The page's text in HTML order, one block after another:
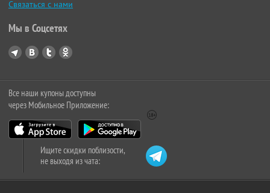
Связаться с нами
Мы в Соцсетях
Все наши купоны доступны
через Мобильное Приложение:
Ищите скидки поблизости,
не выходя из чата: